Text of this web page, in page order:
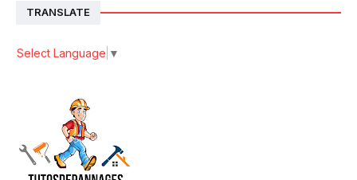
TRANSLATE
Select Language ▼